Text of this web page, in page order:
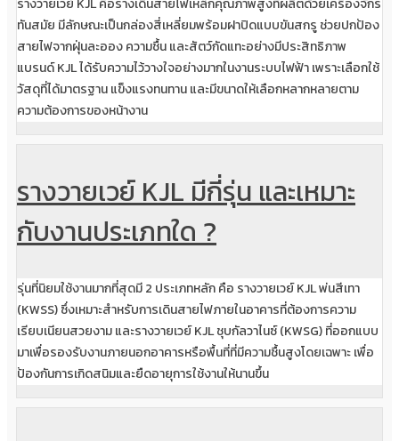
รางวายเวย์ KJL คือรางเดินสายไฟเหล็กคุณภาพสูงที่ผลิตด้วยเครื่องจักร
ทันสมัย มีลักษณะเป็นกล่องสี่เหลี่ยมพร้อมฝาปิดแบบขันสกรู ช่วยปกป้อง
สายไฟจากฝุ่นละออง ความชื้น และสัตว์กัดแทะอย่างมีประสิทธิภาพ
แบรนด์ KJL ได้รับความไว้วางใจอย่างมากในงานระบบไฟฟ้า เพราะเลือกใช้
วัสดุที่ได้มาตรฐาน แข็งแรงทนทาน และมีขนาดให้เลือกหลากหลายตาม
ความต้องการของหน้างาน
รางวายเวย์ KJL มีกี่รุ่น และเหมาะ
กับงานประเภทใด ?
รุ่นที่นิยมใช้งานมากที่สุดมี 2 ประเภทหลัก คือ รางวายเวย์ KJL พ่นสีเทา
(KWSS) ซึ่งเหมาะสำหรับการเดินสายไฟภายในอาคารที่ต้องการความ
เรียบเนียนสวยงาม และรางวายเวย์ KJL ชุบกัลวาไนซ์ (KWSG) ที่ออกแบบ
มาเพื่อรองรับงานภายนอกอาคารหรือพื้นที่ที่มีความชื้นสูงโดยเฉพาะ เพื่อ
ป้องกันการเกิดสนิมและยืดอายุการใช้งานให้นานขึ้น